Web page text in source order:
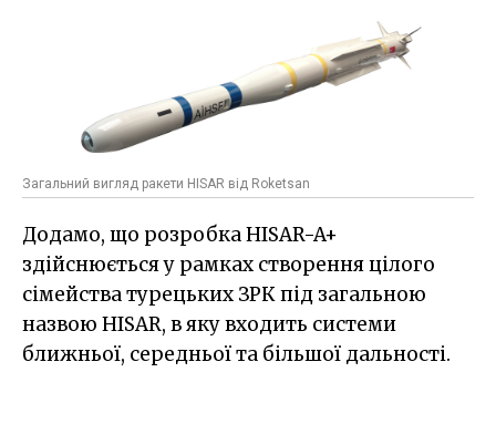
Загальний вигляд ракети HISAR від Roketsan
Додамо, що розробка HISAR-A+
здійснюється у рамках створення цілого
сімейства турецьких ЗРК під загальною
назвою HISAR, в яку входить системи
ближньої, середньої та більшої дальності.